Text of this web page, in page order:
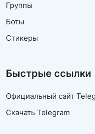
Группы
Боты
Стикеры
Быстрые ссылки
Официальный сайт
Скачать Telegram